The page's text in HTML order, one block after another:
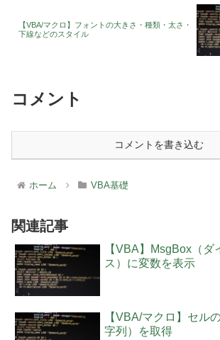
【VBA/マクロ】フォントの大きさ・種類・太さ・
下線などのスタイル
コメント
コメントを書き込む
ホーム VBA基礎
関連記事
【VBA】MsgBox（ダ
ス）に変数を表示
【VBA/マクロ】セル
字列）を取得